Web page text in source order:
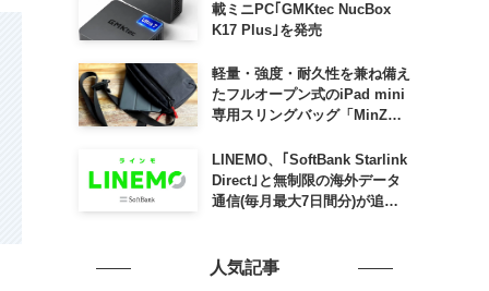
載ミニPC｢GMKtec NucBox
K17 Plus｣を発売
軽量・強度・耐久性を兼ね備え
たフルオープン式のiPad mini
専用スリングバッグ「MinZ
発売
LINEMO、｢SoftBank Starlink
Direct｣と無制限の海外データ
通信(毎月最大7日間分)が追加
人気記事